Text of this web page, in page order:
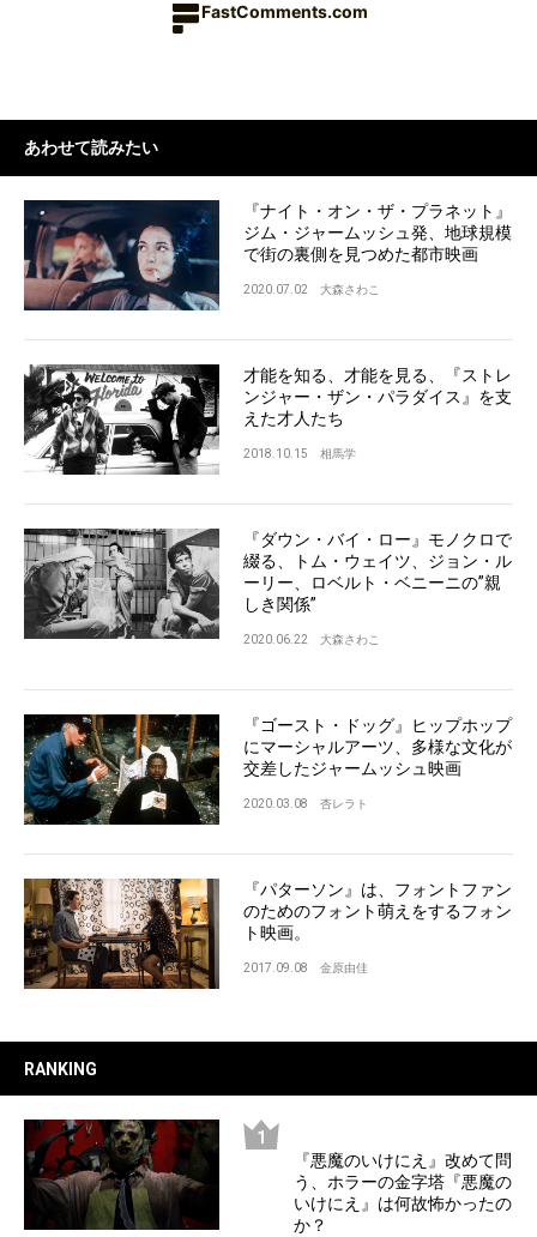
FastComments.com
あわせて読みたい
『ナイト・オン・ザ・プラネット』
ジム・ジャームッシュ発、地球規模
で街の裏側を見つめた都市映画
2020.07.02 大森さわこ
才能を知る、才能を見る、『ストレ
ンジャー・ザン・パラダイス』を支
えた才人たち
2018.10.15 相馬学
『ダウン・バイ・ロー』モノクロで
綴る、トム・ウェイツ、ジョン・ル
ーリー、ロベルト・ベニーニの”親
しき関係”
2020.06.22 大森さわこ
『ゴースト・ドッグ』ヒップホップ
にマーシャルアーツ、多様な文化が
交差したジャームッシュ映画
2020.03.08 杏レラト
『パターソン』は、フォントファン
のためのフォント萌えをするフォン
ト映画。
2017.09.08 金原由佳
RANKING
『悪魔のいけにえ』改めて問
う、ホラーの金字塔『悪魔の
いけにえ』は何故怖かったの
か？